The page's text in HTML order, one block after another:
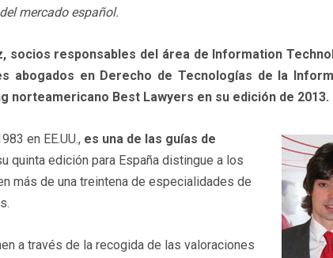
mercado español.
socios responsables del área de Information
abogados en Derecho de Tecnologías de la
norteamericano Best Lawyers en su edición de 2013.
en EE.UU., es una de las guías de
quinta edición para España distingue a los
más de una treintena de especialidades de
a través de la recogida de las valoraciones